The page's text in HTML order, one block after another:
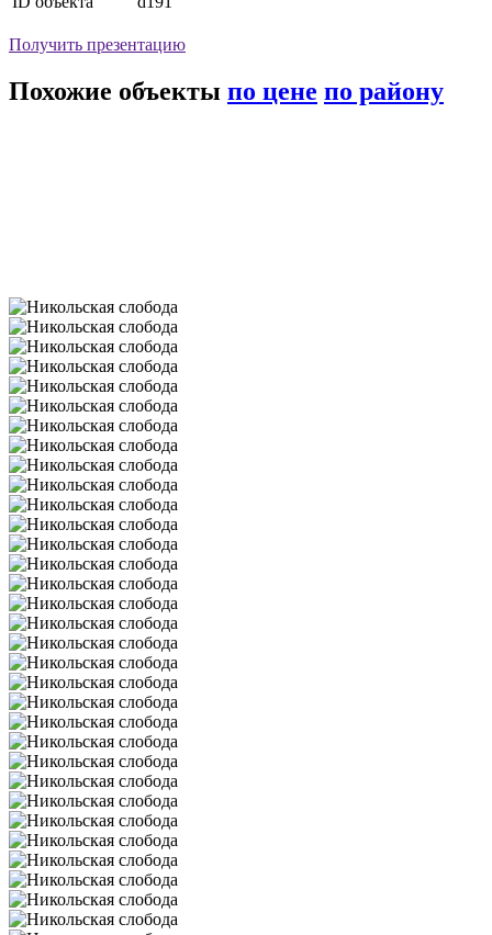
Получить презентацию
Похожие объекты по цене по району